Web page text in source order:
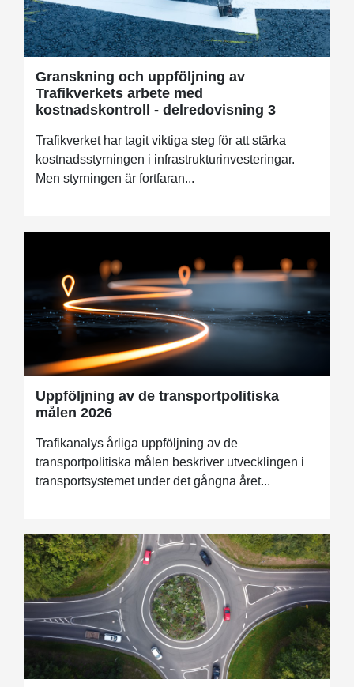
Granskning och uppföljning av
Trafikverkets arbete med
kostnadskontroll - delredovisning 3
Trafikverket har tagit viktiga steg för att stärka
kostnadsstyrningen i infrastrukturinvesteringar.
Men styrningen är fortfaran...
Uppföljning av de transportpolitiska
målen 2026
Trafikanalys årliga uppföljning av de
transportpolitiska målen beskriver utvecklingen i
transportsystemet under det gångna året...